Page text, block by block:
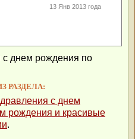
13 Янв 2013 года
с днем рождения по
РАЗДЕЛА:
с днем
рождения и красивые
.